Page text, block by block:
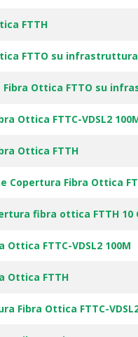
FTTH
FTTO su
Fibra Ottica FTTO su
Ottica FTTC-VDSL2
Ottica FTTH
Copertura Fibra Ottica
fibra ottica FTTH 10
Ottica FTTC-VDSL2 100M
Ottica FTTH
Fibra Ottica FTTC-